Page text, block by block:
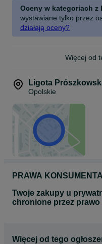
Oceny w kategoriach z
wystawiane tylko przez
działają oceny?
Więcej od
Ligota
Opolskie
PRAWA KONSUMENTA
Twoje zakupy u
chronione przez
Więcej od tego